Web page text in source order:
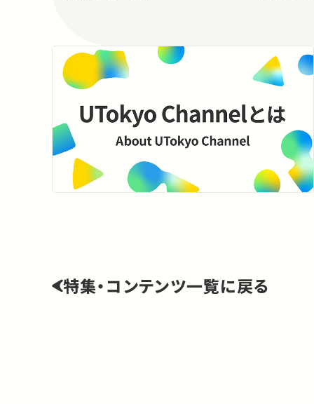
特集・コンテンツ一覧に戻る